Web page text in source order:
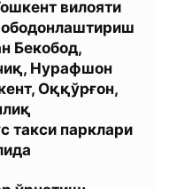
вилояти
ободонлаштириш
Бекобод,
Нурафшон
Оққўрғон,
такси парклари